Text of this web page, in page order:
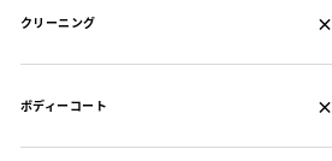
クリーニング ×
ボディーコート ×